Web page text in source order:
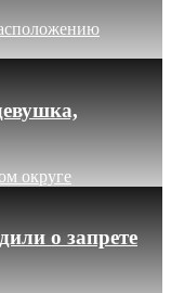
округе
о запрете